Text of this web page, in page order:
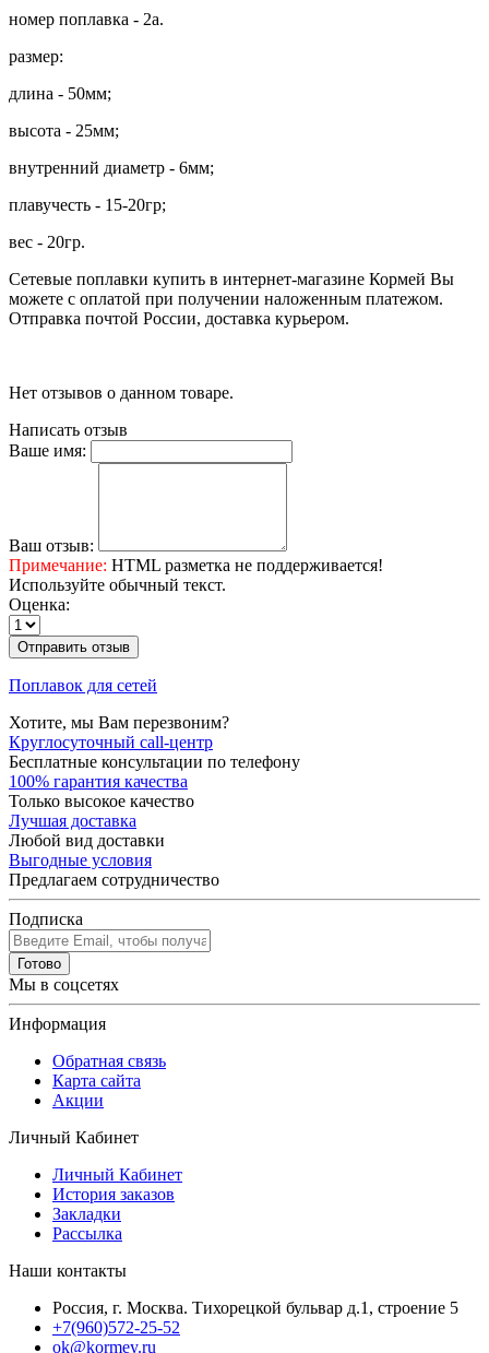
номер поплавка - 2а.
размер:
длина - 50мм;
высота - 25мм;
внутренний диаметр - 6мм;
плавучесть - 15-20гр;
вес - 20гр.
Сетевые поплавки купить в интернет-магазине Кормей Вы
можете с оплатой при получении наложенным платежом.
Отправка почтой России, доставка курьером.
Нет отзывов о данном товаре.
Написать отзыв
Ваше имя:
Ваш отзыв:
Примечание: HTML разметка не поддерживается!
Используйте обычный текст.
Оценка:
Отправить отзыв
Поплавок для сетей
Хотите, мы Вам перезвоним?
Круглосуточный call-центр
Бесплатные консультации по телефону
100% гарантия качества
Только высокое качество
Лучшая доставка
Любой вид доставки
Выгодные условия
Предлагаем сотрудничество
Подписка
Готово
Мы в соцсетях
Информация
Обратная связь
Карта сайта
Акции
Личный Кабинет
Личный Кабинет
История заказов
Закладки
Рассылка
Наши контакты
Россия, г. Москва. Тихорецкой бульвар д.1, строение 5
+7(960)572-25-52
ok@kormey.ru